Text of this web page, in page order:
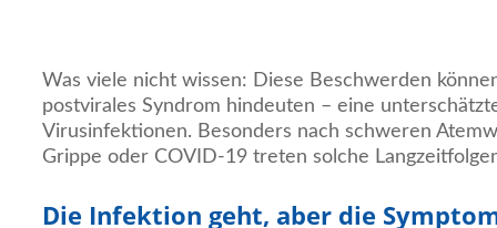
Was viele nicht wissen: Diese Beschwerden
postvirales Syndrom hindeuten – eine
Virusinfektionen. Besonders nach schweren
Grippe oder COVID-19 treten solche
Die Infektion geht, aber die